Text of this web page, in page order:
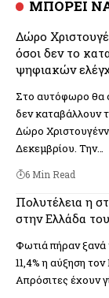
ΜΠΟΡΕΙ
Δώρο
όσοι δεν το
ψηφιακών
Στο αυτόφωρο θα
δεν καταβάλλουν
Δώρο
Δεκεμβρίου. Την…
6 Min Read
Πολυτέλεια η
στην Ελλάδα
Φωτιά πήραν ξανά
11,4% η αύξηση
Απρόσιτες έχουν